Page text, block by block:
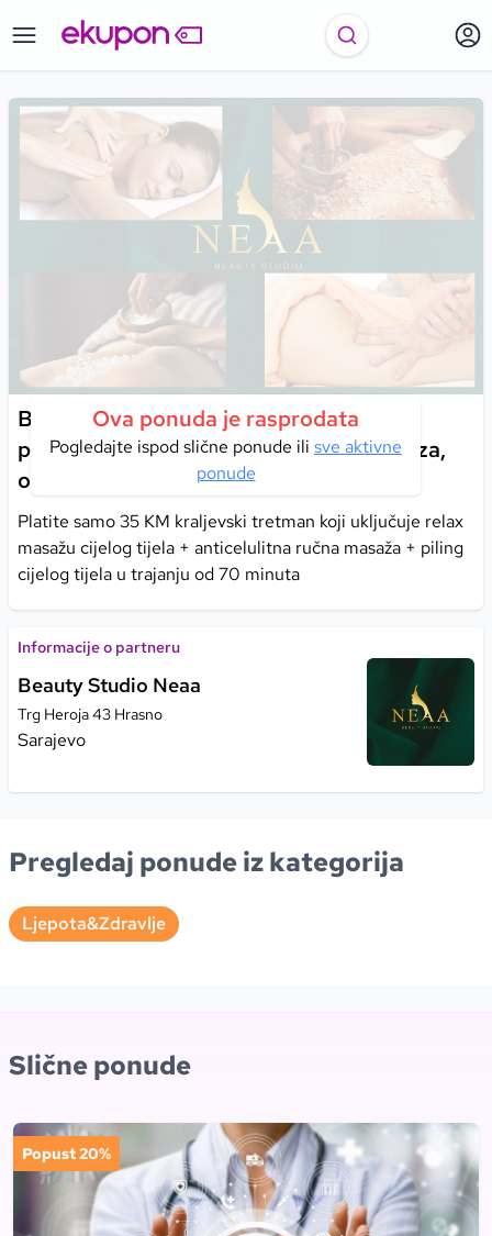
Ova ponuda je rasprodata
Pogledajte ispod slične ponude ili sve aktivne
ponude
Beauty Studio Neaa | Kraljevski ritual
potpune njege koji donosi osjećaj luksuza,
opuštanja i savršene kože!
Platite samo 35 KM kraljevski tretman koji uključuje relax
masažu cijelog tijela + anticelulitna ručna masaža + piling
cijelog tijela u trajanju od 70 minuta
Informacije o partneru
Beauty Studio Neaa
Trg Heroja 43 Hrasno
Sarajevo
Pregledaj ponude iz kategorija
Ljepota&Zdravlje
Slične ponude
Popust 20%